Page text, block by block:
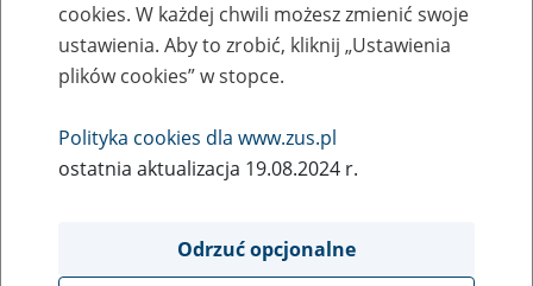
Zaproś ZUS do siebie - zakładanie profili
eZUS w siedzibie Twojej firmy
Rodzaj wydarzenia
Szkolenia
Obszar merytoryczny
obsługa klientów
cookies. W każdej chwili możesz zmienić swoje
ustawienia. Aby to zrobić, kliknij „Ustawienia
plików cookies” w stopce.
Polityka cookies dla www.zus.pl
ostatnia aktualizacja 19.08.2024 r.
Odrzuć opcjonalne